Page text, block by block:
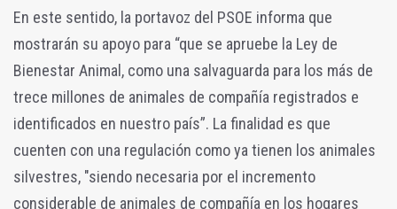
En este sentido, la portavoz del PSOE informa que
mostrarán su apoyo para “que se apruebe la Ley de
Bienestar Animal, como una salvaguarda para los más de
trece millones de animales de compañía registrados e
identificados en nuestro país”. La finalidad es que
cuenten con una regulación como ya tienen los animales
silvestres, "siendo necesaria por el incremento
considerable de animales de compañía en los hogares